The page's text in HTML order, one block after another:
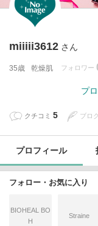
miiiii3612 さん
35歳 乾燥肌 フォロワー
プ
クチコミ 5 ブロ
プロフィール
フォロー・お気に入り
BIOHEAL BO
H
Straine